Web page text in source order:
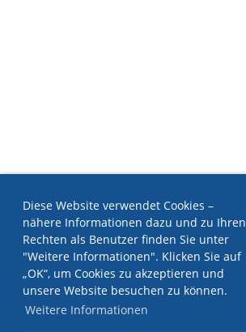
Diese Website verwendet Cookies –
nähere Informationen dazu und zu Ihren
Rechten als Benutzer finden Sie unter
"Weitere Informationen". Klicken Sie auf
„OK“, um Cookies zu akzeptieren und
unsere Website besuchen zu können.
Weitere Informationen